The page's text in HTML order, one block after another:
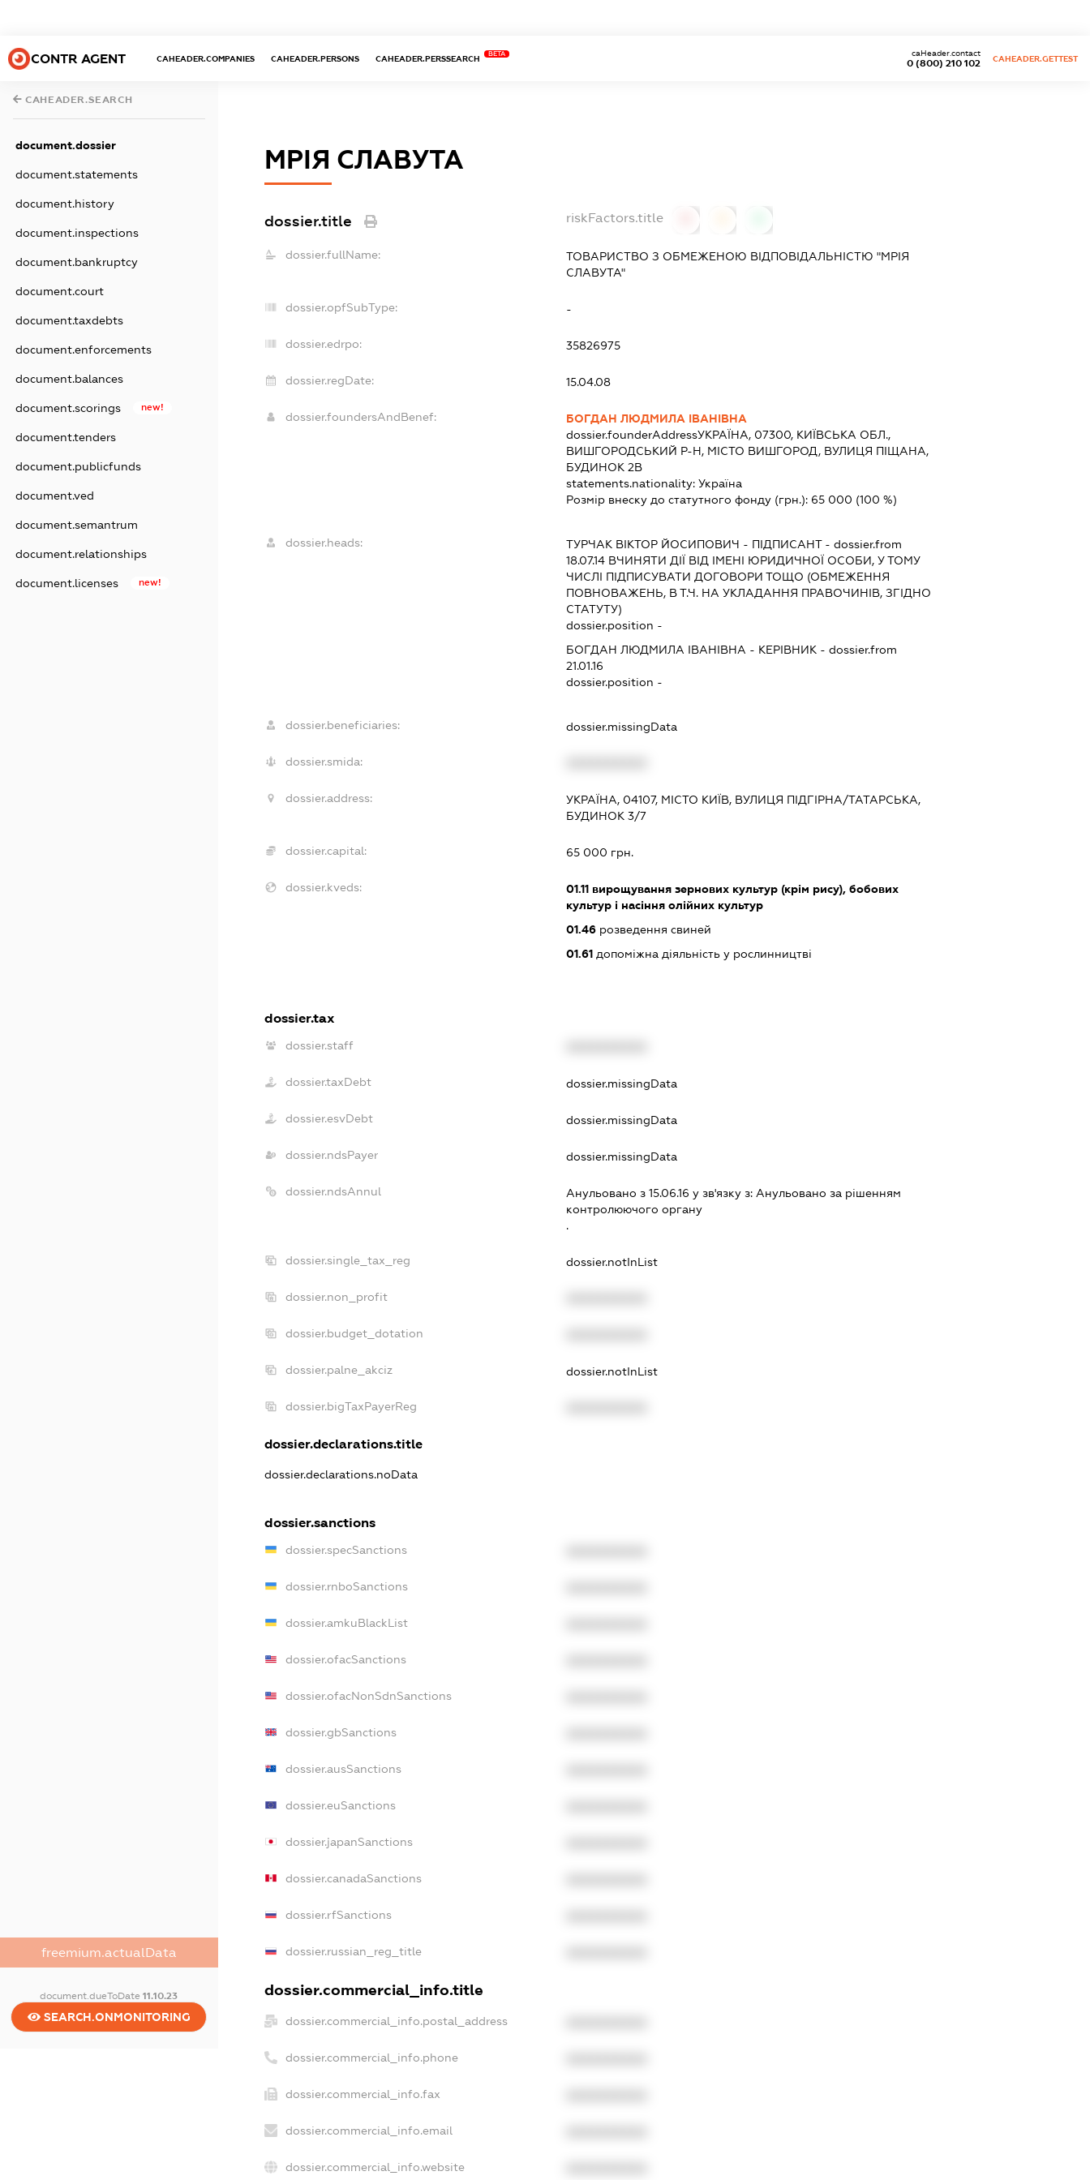
CONTR AGENT CAHEADER.COMPANIES CAHEADER.PERSONS CAHEADER.PERSSEARCH
BETA
0 (800) 210 102
caHeader.contact
CAHEADER.GETTEST
CAHEADER.SEARCH
document.dossier
document.statements
document.history
document.inspections
document.bankruptcy
document.court
document.taxdebts
document.enforcements
document.balances
document.scorings new!
document.tenders
document.publicfunds
document.ved
document.semantrum
document.relationships
document.licenses new!
freemium.actualData
document.dueToDate11.10.23
SEARCH.ONMONITORING
МРІЯ СЛАВУТА
dossier.title riskFactors.title
dossier.fullName:
ТОВАРИСТВО З ОБМЕЖЕНОЮ ВІДПОВІДАЛЬНІСТЮ "МРІЯ
СЛАВУТА"
dossier.opfSubType: -
dossier.edrpo: 35826975
dossier.regDate: 15.04.08
dossier.foundersAndBenef:
БОГДАН ЛЮДМИЛА ІВАНІВНА
dossier.founderAddressУКРАЇНА, 07300, КИЇВСЬКА ОБЛ.,
ВИШГОРОДСЬКИЙ Р-Н, МІСТО ВИШГОРОД, ВУЛИЦЯ ПІЩАНА,
БУДИНОК 2В
statements.nationality: Україна
Розмір внеску до статутного фонду (грн.): 65 000 (100 %)
dossier.heads: ТУРЧАК ВІКТОР ЙОСИПОВИЧ - ПІДПИСАНТ- dossier.from
18.07.14ВЧИНЯТИ ДІЇ ВІД ІМЕНІ ЮРИДИЧНОЇ ОСОБИ, У ТОМУ
ЧИСЛІ ПІДПИСУВАТИ ДОГОВОРИ ТОЩО (ОБМЕЖЕННЯ
ПОВНОВАЖЕНЬ, В Т.Ч. НА УКЛАДАННЯ ПРАВОЧИНІВ, ЗГІДНО
СТАТУТУ)
dossier.position -
БОГДАН ЛЮДМИЛА ІВАНІВНА - КЕРІВНИК - dossier.from
21.01.16
dossier.position -
dossier.beneficiaries: dossier.missingData
dossier.smida:
dossier.address:
УКРАЇНА, 04107, МІСТО КИЇВ, ВУЛИЦЯ ПІДГІРНА/ТАТАРСЬКА,
БУДИНОК 3/7
dossier.capital: 65 000 грн.
dossier.kveds: 01.11вирощування зернових культур (крім рису), бобових
культур і насіння олійних культур
01.46розведення свиней
01.61допоміжна діяльність у рослинництві
dossier.tax
dossier.staff
dossier.taxDebt dossier.missingData
dossier.esvDebt dossier.missingData
dossier.ndsPayer dossier.missingData
dossier.ndsAnnul Анульовано з 15.06.16 у зв'язку з: Анульовано за рiшенням
контролюючого органу
.
dossier.single_tax_reg dossier.notInList
dossier.non_profit
dossier.budget_dotation
dossier.palne_akciz dossier.notInList
dossier.bigTaxPayerReg
dossier.declarations.title
dossier.declarations.noData
dossier.sanctions
dossier.specSanctions
dossier.rnboSanctions
dossier.amkuBlackList
dossier.ofacSanctions
dossier.ofacNonSdnSanctions
dossier.gbSanctions
dossier.ausSanctions
dossier.euSanctions
dossier.japanSanctions
dossier.canadaSanctions
dossier.rfSanctions
dossier.russian_reg_title
dossier.commercial_info.title
dossier.commercial_info.postal_address
dossier.commercial_info.phone
dossier.commercial_info.fax
dossier.commercial_info.email
dossier.commercial_info.website